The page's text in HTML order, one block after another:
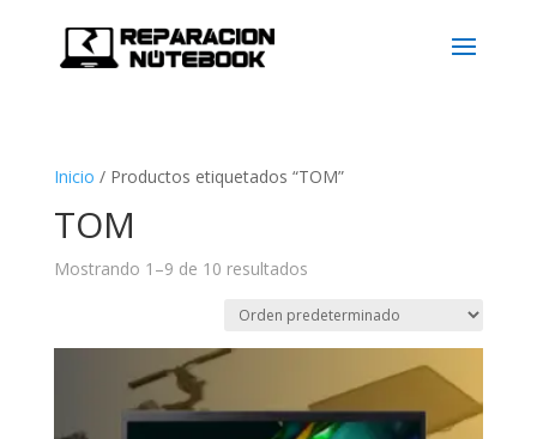
Inicio / Productos etiquetados “TOM”
TOM
Mostrando 1–9 de 10 resultados